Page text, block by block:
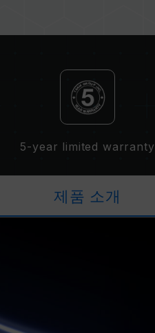
5-year limited warranty
제품 소개